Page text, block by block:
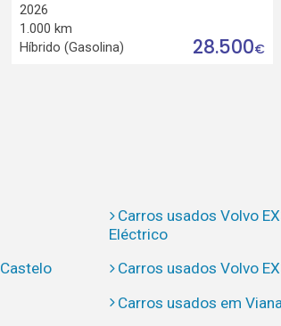
2026
1.000 km
Híbrido (Gasolina)
28.500€
Carros usados Volvo
Eléctrico
Carros usados Volvo
Carros usados em